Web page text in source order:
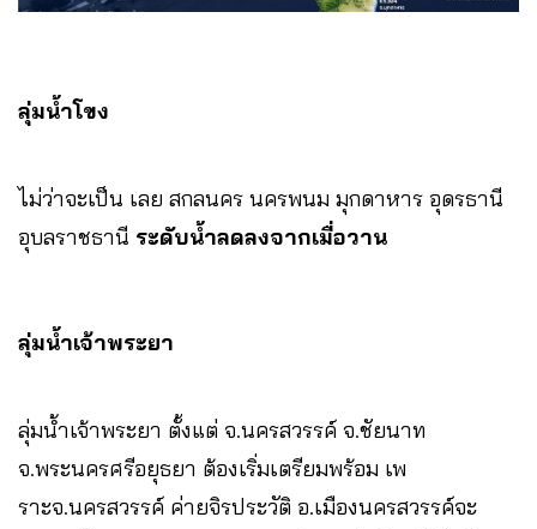
ลุ่มน้ำโขง
ไม่ว่าจะเป็น เลย สกลนคร นครพนม มุกดาหาร อุดรธานี
อุบลราชธานี ระดับน้ำลดลงจากเมื่อวาน
ลุ่มน้ำเจ้าพระยา
ลุ่มน้ำเจ้าพระยา ตั้งแต่ จ.นครสวรรค์ จ.ชัยนาท
จ.พระนครศรีอยุธยา ต้องเริ่มเตรียมพร้อม เพ
ราะจ.นครสวรรค์ ค่ายจิรประวัติ อ.เมืองนครสวรรค์จะ